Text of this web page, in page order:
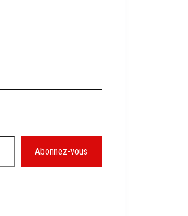
Abonnez-vous